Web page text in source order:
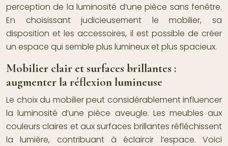
perception de la luminosité d’une pièce sans fenêtre.
En choisissant judicieusement le mobilier, sa
disposition et les accessoires, il est possible de créer
un espace qui semble plus lumineux et plus spacieux.
Mobilier clair et surfaces brillantes :
augmenter la réflexion lumineuse
Le choix du mobilier peut considérablement influencer
la luminosité d’une pièce aveugle. Les meubles aux
couleurs claires et aux surfaces brillantes réfléchissent
la lumière, contribuant à éclaircir l’espace. Voici